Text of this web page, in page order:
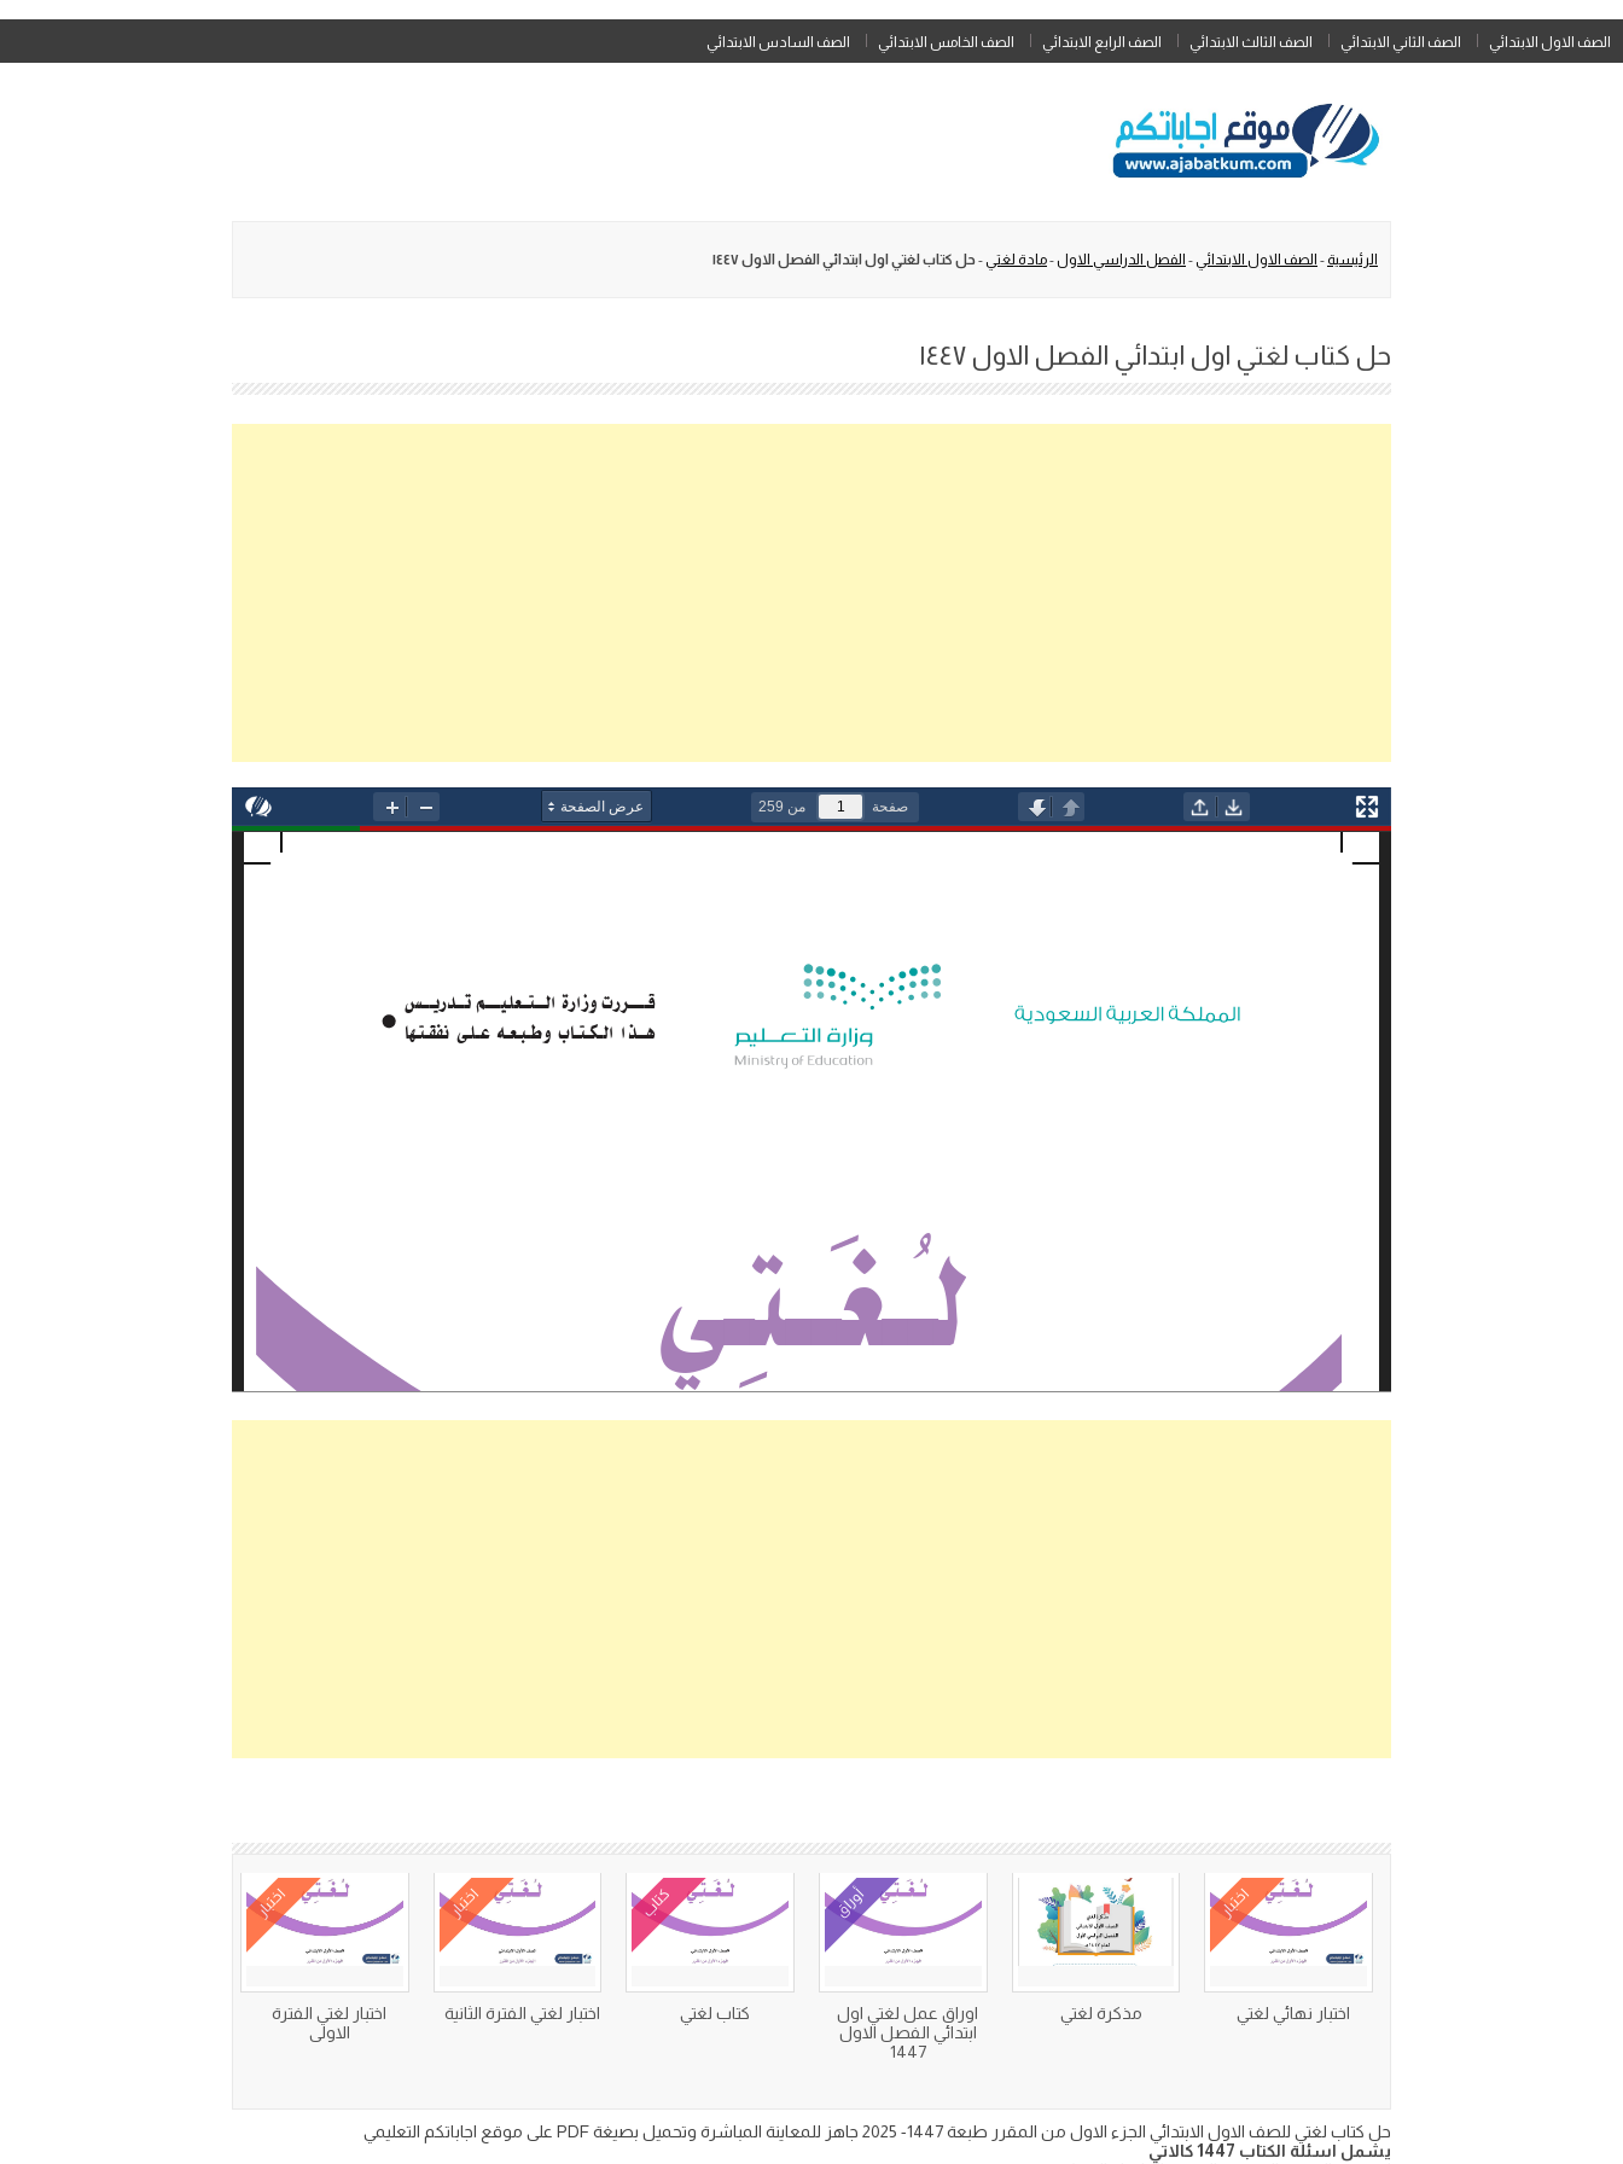
Skip
to
الصف الاول الابتدائي الصف الثاني الابتدائي الصف الثالث الابتدائي الصف الرابع الابتدائي الصف الخامس الابتدائي الصف السادس الابتدائي
الرئيسية - الصف الاول الابتدائي - الفصل الدراسي الاول-مادة لغتي -حل كتاب لغتي اول ابتدائي الفصل الاول ١٤٤٧
حل كتاب لغتي اول ابتدائي الفصل الاول ١٤٤٧
اختبار
اختبار نهائي لغتي مذكرة لغتي
أوراق
اوراق عمل لغتي اول
ابتدائي الفصل الاول
1447
كتاب
كتاب لغتي
اختبار
اختبار لغتي الفترة الثانية
اختبار
اختبار لغتي الفترة
الاولى
حل كتاب لغتي للصف الاول الابتدائي الجزء الاول من المقرر طبعة 1447- 2025 جاهز للمعاينة المباشرة وتحميل بصيغة PDF على موقع اجاباتكم التعليمي
يشمل اسئلة الكتاب 1447 كالاتي